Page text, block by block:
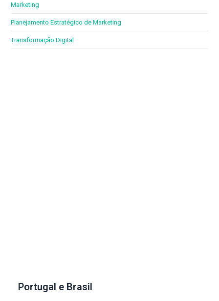
Marketing
Planejamento Estratégico de Marketing
Transformação Digital
Portugal e Brasil